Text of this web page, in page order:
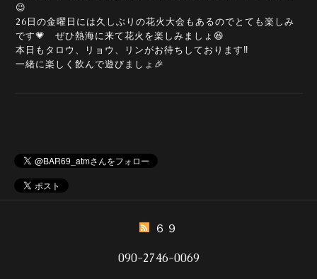
😉
26日の金曜日には久しぶりの花火大会もあるのでとても楽しみ
です💗 ぜひ熱海に来て花火を楽しみましょ😆
本日もタロウ、リョウ、リンがお待ちしております‼️
一緒に楽しく飲んで遊びましょ🎉
６９
090-2746-0069